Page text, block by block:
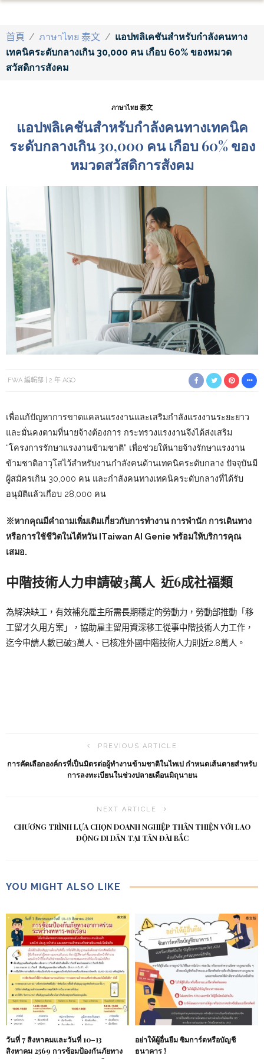
首頁 / ภาษาไทย 泰文 / แอปพลิเคชันสำหรับกำลังคนทาง
เทคนิคระดับกลางเกิน 30,000 คน เกือบ 60% ของหมวด
สวัสดิการสังคม
ภาษาไทย 泰文
แอปพลิเคชันสำหรับกำลังคนทางเทคนิค
ระดับกลางเกิน 30,000 คน เกือบ 60% ของ
หมวดสวัสดิการสังคม
FWA 編輯部 2 年 AGO
เพื่อแก้ปัญหาการขาดแคลนแรงงานและเสริมกำลังแรงงานระยะยาว
และมั่นคงตามที่นายจ้างต้องการ กระทรวงแรงงานจึงได้ส่งเสริม
“โครงการรักษาแรงงานข้ามชาติ” เพื่อช่วยให้นายจ้างรักษาแรงงาน
ข้ามชาติอาวุโสไว้สำหรับงานกำลังคนด้านเทคนิคระดับกลาง ปัจจุบันมี
ผู้สมัครเกิน 30,000 คน และกำลังคนทางเทคนิคระดับกลางที่ได้รับ
อนุมัติแล้วเกือบ 28,000 คน
※หากคุณมีคำถามเพิ่มเติมเกี่ยวกับการทำงาน การพำนัก การเดินทาง
หรือการใช้ชีวิตในไต้หวัน ITaiwan AI Genie พร้อมให้บริการคุณ
เสมอ.
中階技術人力申請破3萬人 近6成社福類
為解決缺工，有效補充雇主所需長期穩定的勞動力，勞動部推動「移
工留才久用方案」，協助雇主留用資深移工從事中階技術人力工作，
迄今申請人數已破3萬人、已核准外國中階技術人力則近2.8萬人。
PREVIOUS ARTICLE
การคัดเลือกองค์กรที่เป็นมิตรต่อผู้ทำงานข้ามชาติในไทเป กำหนดเส้นตายสำหรับ
การลงทะเบียนในช่วงปลายเดือนมิถุนายน
NEXT ARTICLE
CHƯƠNG TRÌNH LỰA CHỌN DOANH NGHIỆP THÂN THIỆN VỚI LAO
ĐỘNG DI DÂN TẠI TÂN ĐÀI BẮC
YOU MIGHT ALSO LIKE
วันที่ 7 สิงหาคมและวันที่ 10–13
สิงหาคม 2569 การซ้อมป้องกันภัยทาง
อย่าให้ผู้อื่นยืม ซิมการ์ดหรือบัญชี
ธนาคาร !